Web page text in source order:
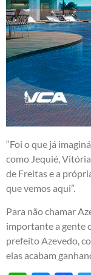
“Foi o que já
como Jequié,
de Freitas e a
que vemos aqui”.
Para não chamar
importante a gente
prefeito Azevedo,
elas acabam